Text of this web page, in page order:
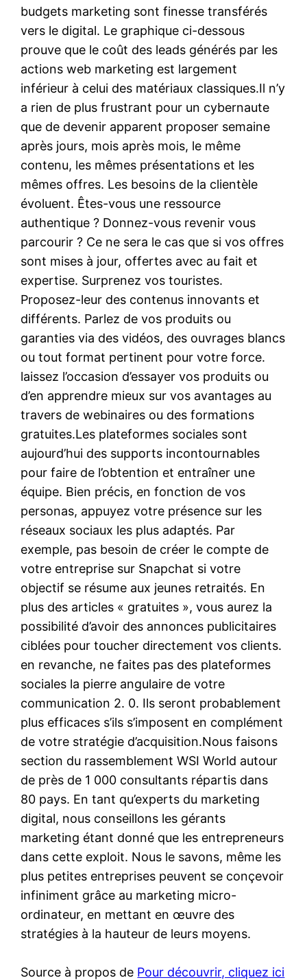
budgets marketing sont finesse transférés
vers le digital. Le graphique ci-dessous
prouve que le coût des leads générés par les
actions web marketing est largement
inférieur à celui des matériaux classiques.Il n’y
a rien de plus frustrant pour un cybernaute
que de devenir apparent proposer semaine
après jours, mois après mois, le même
contenu, les mêmes présentations et les
mêmes offres. Les besoins de la clientèle
évoluent. Êtes-vous une ressource
authentique ? Donnez-vous revenir vous
parcourir ? Ce ne sera le cas que si vos offres
sont mises à jour, offertes avec au fait et
expertise. Surprenez vos touristes.
Proposez-leur des contenus innovants et
différents. Parlez de vos produits ou
garanties via des vidéos, des ouvrages blancs
ou tout format pertinent pour votre force.
laissez l’occasion d’essayer vos produits ou
d’en apprendre mieux sur vos avantages au
travers de webinaires ou des formations
gratuites.Les plateformes sociales sont
aujourd’hui des supports incontournables
pour faire de l’obtention et entraîner une
équipe. Bien précis, en fonction de vos
personas, appuyez votre présence sur les
réseaux sociaux les plus adaptés. Par
exemple, pas besoin de créer le compte de
votre entreprise sur Snapchat si votre
objectif se résume aux jeunes retraités. En
plus des articles « gratuites », vous aurez la
possibilité d’avoir des annonces publicitaires
ciblées pour toucher directement vos clients.
en revanche, ne faites pas des plateformes
sociales la pierre angulaire de votre
communication 2. 0. Ils seront probablement
plus efficaces s’ils s’imposent en complément
de votre stratégie d’acquisition.Nous faisons
section du rassemblement WSI World autour
de près de 1 000 consultants répartis dans
80 pays. En tant qu’experts du marketing
digital, nous conseillons les gérants
marketing étant donné que les entrepreneurs
dans cette exploit. Nous le savons, même les
plus petites entreprises peuvent se conçevoir
infiniment grâce au marketing micro-
ordinateur, en mettant en œuvre des
stratégies à la hauteur de leurs moyens.
Source à propos de Pour découvrir, cliquez ici